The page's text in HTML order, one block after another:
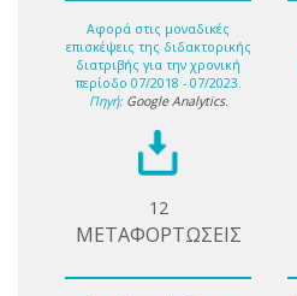
Αφορά στις μοναδικές
επισκέψεις της διδακτορικής
διατριβής για την χρονική
περίοδο 07/2018 - 07/2023.
Πηγή: Google Analytics.
12
ΜΕΤΑΦΟΡΤΩΣΕΙΣ